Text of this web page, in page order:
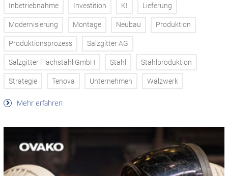
Inbetriebnahme Investition KI Lieferung
Modernisierung Montage Neubau Produktion
Produktionsprozess Salzgitter AG
Salzgitter Flachstahl GmbH Stahl Stahlproduktion
Strategie Tenova Unternehmen Walzwerk
Mehr erfahren